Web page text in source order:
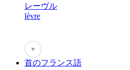
レーヴル
lèvre
♥
首のフランス語